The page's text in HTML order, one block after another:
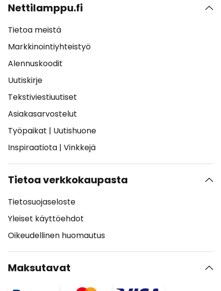
Nettilamppu.fi
Tietoa meistä
Markkinointiyhteistyö
Alennuskoodit
Uutiskirje
Tekstiviestiuutiset
Asiakasarvostelut
Työpaikat | Uutishuone
Inspiraatiota | Vinkkejä
Tietoa verkkokaupasta
Tietosuojaseloste
Yleiset käyttöehdot
Oikeudellinen huomautus
Maksutavat